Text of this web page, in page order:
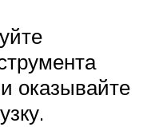
оказывайте